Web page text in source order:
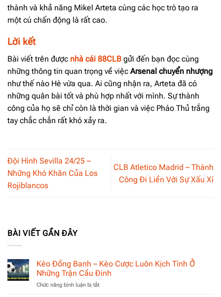
thành và khả năng Mikel Arteta cùng các học trò tạo ra
một cú chấn động là rất cao.
Lời kết
Bài viết trên được nhà cái 88CLB gửi đến bạn đọc cùng
những thông tin quan trọng về việc Arsenal chuyển nhượng
như thế nào Hè vừa qua. Ai cũng nhận ra, Arteta đã có
những quân bài tốt và phù hợp nhất với mình. Sự thành
công của họ sẽ chỉ còn là thời gian và việc Pháo Thủ trắng
tay chắc chắn rất khó xảy ra.
Đội Hình Sevilla 24/25 –
Những Khó Khăn Của Los
Rojiblancos
CLB Atletico Madrid – Thành
Công Đi Liền Với Sự Xấu Xí
BÀI VIẾT GẦN ĐÂY
Kèo Đồng Banh – Kèo Cược Luôn Kịch Tính Ở
Những Trận Cầu Đinh
Chức năng bình luận bị tắtở